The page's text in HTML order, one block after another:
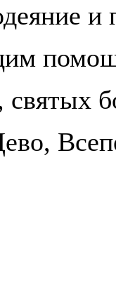
святых